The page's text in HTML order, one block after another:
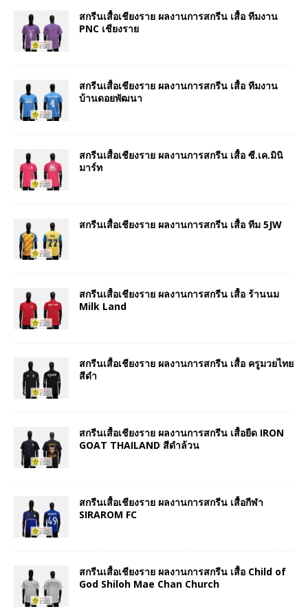
สกรีนเสื้อเชียงราย ผลงานการสกรีน เสื้อ ทีมงาน
PNC เชียงราย
สกรีนเสื้อเชียงราย ผลงานการสกรีน เสื้อ ทีมงาน
บ้านดอยพัฒนา
สกรีนเสื้อเชียงราย ผลงานการสกรีน เสื้อ ซี.เค.มินิ
มาร์ท
สกรีนเสื้อเชียงราย ผลงานการสกรีน เสื้อ ทีม 5JW
สกรีนเสื้อเชียงราย ผลงานการสกรีน เสื้อ ร้านนม
Milk Land
สกรีนเสื้อเชียงราย ผลงานการสกรีน เสื้อ ครูมวยไทย
สีดำ
สกรีนเสื้อเชียงราย ผลงานการสกรีน เสื้อยืด IRON
GOAT THAILAND สีดำล้วน
สกรีนเสื้อเชียงราย ผลงานการสกรีน เสื้อกีฬา
SIRAROM FC
สกรีนเสื้อเชียงราย ผลงานการสกรีน เสื้อ Child of
God Shiloh Mae Chan Church